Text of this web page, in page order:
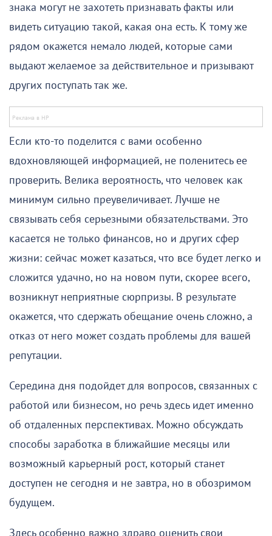
знака могут не захотеть признавать факты или
видеть ситуацию такой, какая она есть. К тому же
рядом окажется немало людей, которые сами
выдают желаемое за действительное и призывают
других поступать так же.
Если кто-то поделится с вами особенно
вдохновляющей информацией, не поленитесь ее
проверить. Велика вероятность, что человек как
минимум сильно преувеличивает. Лучше не
связывать себя серьезными обязательствами. Это
касается не только финансов, но и других сфер
жизни: сейчас может казаться, что все будет легко и
сложится удачно, но на новом пути, скорее всего,
возникнут неприятные сюрпризы. В результате
окажется, что сдержать обещание очень сложно, а
отказ от него может создать проблемы для вашей
репутации.
Середина дня подойдет для вопросов, связанных с
работой или бизнесом, но речь здесь идет именно
об отдаленных перспективах. Можно обсуждать
способы заработка в ближайшие месяцы или
возможный карьерный рост, который станет
доступен не сегодня и не завтра, но в обозримом
будущем.
Здесь особенно важно здраво оценить свои